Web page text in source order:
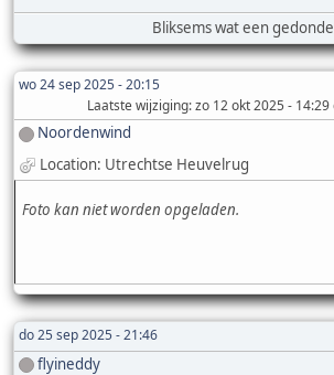
Bliksems wat een
wo 24 sep 2025 - 20:15
Laatste wijziging: zo 12 okt 2025 -
Noordenwind
Location: Utrechtse Heuvelrug
Foto kan niet worden opgeladen.
do 25 sep 2025 - 21:46
flyineddy